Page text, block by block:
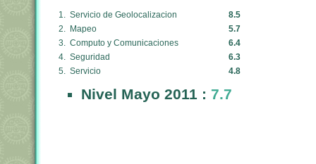
1. Servicio de Geolocalizacion
8.5
2. Mapeo
5.7
3. Computo y Comunicaciones
6.4
4. Seguridad
6.3
5. Servicio
4.8
Nivel Mayo 2011 : 7.7